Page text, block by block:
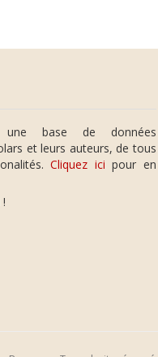
une base de données
et leurs auteurs, de tous
Cliquez ici pour en
!